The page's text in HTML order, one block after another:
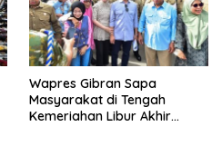
Wapres Gibran Sapa
Masyarakat di Tengah
Kemeriahan Libur Akhir